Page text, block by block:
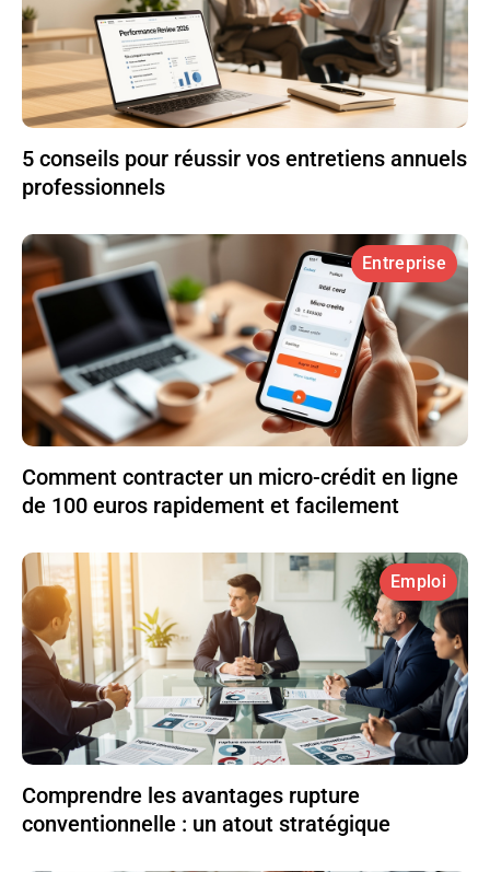
5 conseils pour réussir vos entretiens annuels
professionnels
Entreprise
Comment contracter un micro-crédit en ligne
de 100 euros rapidement et facilement
Emploi
Comprendre les avantages rupture
conventionnelle : un atout stratégique